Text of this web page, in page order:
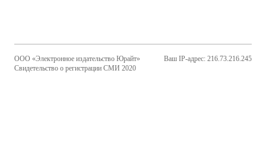
ООО «Электронное издательство Юрайт»
Свидетельство о регистрации СМИ 2020
Ваш IP-адрес: 216.73.216.245